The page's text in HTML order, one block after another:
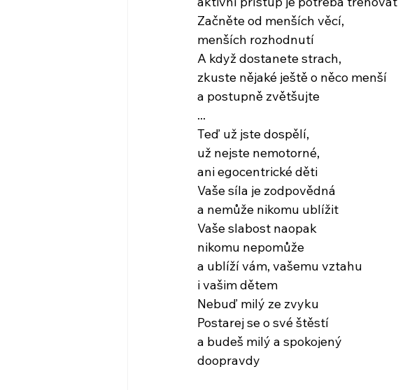
Začněte od menších věcí,
menších rozhodnutí
A když dostanete strach,
zkuste nějaké ještě o něco menší
a postupně zvětšujte
...
Teď už jste dospělí,
už nejste nemotorné,
ani egocentrické děti
Vaše síla je zodpovědná
a nemůže nikomu ublížit
Vaše slabost naopak
nikomu nepomůže
a ublíží vám, vašemu vztahu
i vašim dětem
Nebuď milý ze zvyku
Postarej se o své štěstí
a budeš milý a spokojený
doopravdy